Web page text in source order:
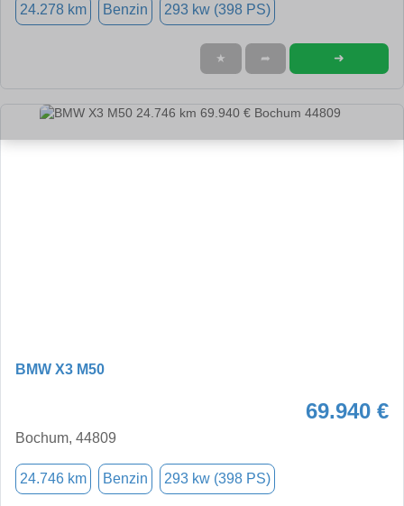
24.278 km Benzin 293 kw (398 PS)
★ ➦ ➜
BMW X3 M50
69.940 €
Bochum, 44809
24.746 km Benzin 293 kw (398 PS)